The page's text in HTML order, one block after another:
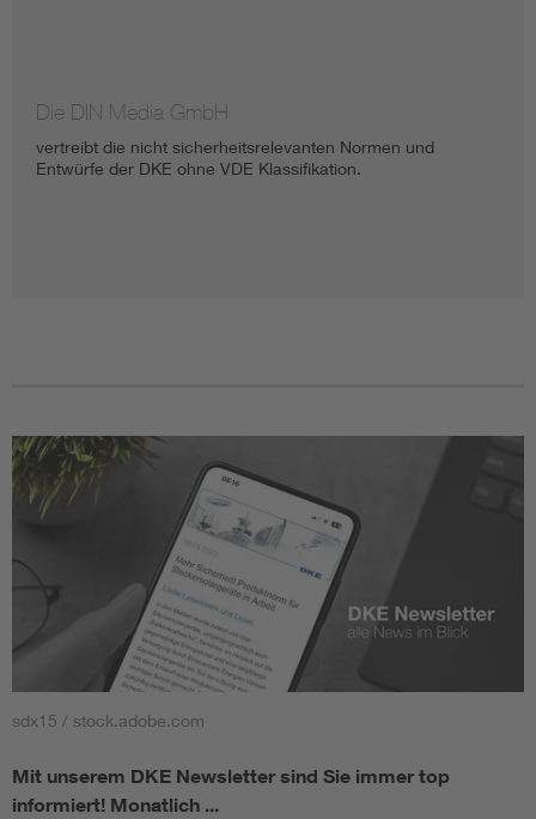
Die DIN Media GmbH
vertreibt die nicht sicherheitsrelevanten Normen und
Entwürfe der DKE ohne VDE Klassifikation.
sdx15 / stock.adobe.com
Mit unserem DKE Newsletter sind Sie immer top
informiert! Monatlich ...